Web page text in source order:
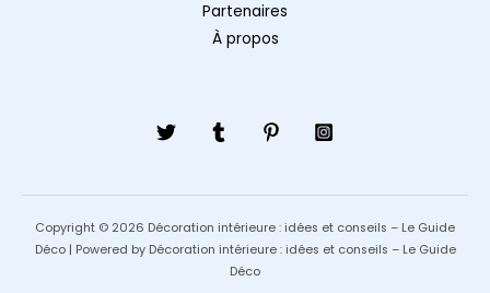
Partenaires
À propos
Copyright © 2026 Décoration intérieure : idées et conseils – Le Guide
Déco | Powered by Décoration intérieure : idées et conseils – Le Guide
Déco